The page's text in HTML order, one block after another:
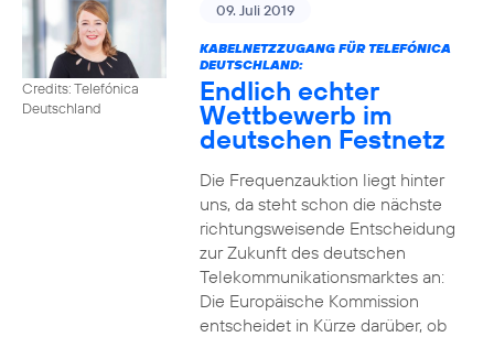
Credits: Telefónica
Deutschland
09. Juli 2019
KABELNETZZUGANG FÜR TELEFÓNICA
DEUTSCHLAND:
Endlich echter
Wettbewerb im
deutschen Festnetz
Die Frequenzauktion liegt hinter
uns, da steht schon die nächste
richtungsweisende Entscheidung
zur Zukunft des deutschen
Telekommunikationsmarktes an:
Die Europäische Kommission
entscheidet in Kürze darüber, ob